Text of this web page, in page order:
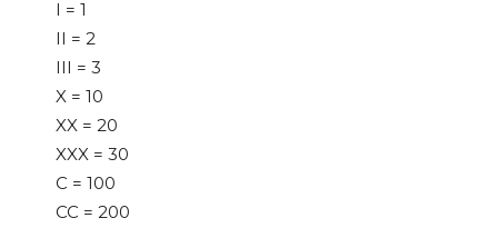
I = 1
II = 2
III = 3
X = 10
XX = 20
XXX = 30
C = 100
CC = 200